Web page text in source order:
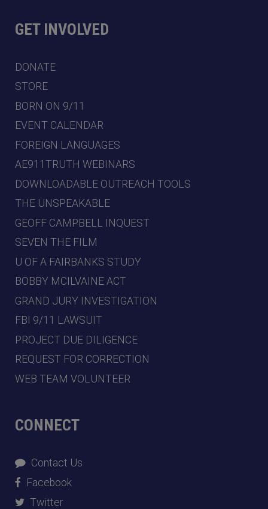
GET INVOLVED
DONATE
STORE
BORN ON 9/11
EVENT CALENDAR
FOREIGN LANGUAGES
AE911TRUTH WEBINARS
DOWNLOADABLE OUTREACH TOOLS
THE UNSPEAKABLE
GEOFF CAMPBELL INQUEST
SEVEN THE FILM
U OF A FAIRBANKS STUDY
BOBBY MCILVAINE ACT
GRAND JURY INVESTIGATION
FBI 9/11 LAWSUIT
PROJECT DUE DILIGENCE
REQUEST FOR CORRECTION
WEB TEAM VOLUNTEER
CONNECT
Contact Us
Facebook
Twitter